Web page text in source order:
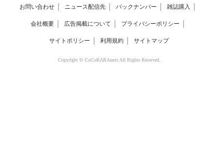
お問い合わせ ニュース配信先 バックナンバー 雑誌購入
会社概要 広告掲載について プライバシーポリシー
サイトポリシー 利用規約 サイトマップ
Copyright © CoCoKARAnext All Rights Reserved.